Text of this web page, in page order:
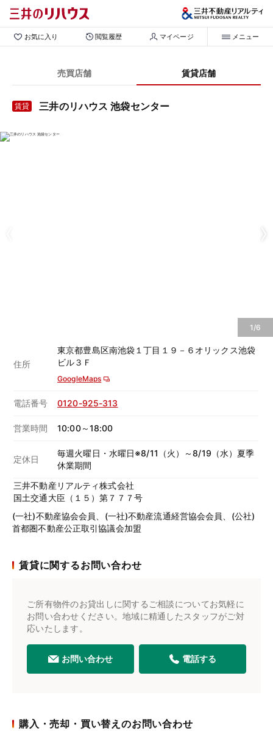
お気に入り 閲覧履歴 マイページ メニュー
売買店舗 賃貸店舗
賃貸 三井のリハウス 池袋センター
1/6
住所
東京都豊島区南池袋１丁目１９－６オリックス池袋
ビル３Ｆ
GoogleMaps
電話番号 0120-925-313
営業時間 10:00～18:00
定休日
毎週火曜日・水曜日※8/11（火）～8/19（水）夏季
休業期間
三井不動産リアルティ株式会社
国土交通大臣（１５）第７７７号
(一社)不動産協会会員、(一社)不動産流通経営協会会員、(公社)
首都圏不動産公正取引協議会加盟
賃貸に関するお問い合わせ
ご所有物件のお貸出しに関するご相談についてお気軽に
お問い合わせください。地域に精通したスタッフがご対
応いたします。
お問い合わせ 電話する
購入・売却・買い替えのお問い合わせ